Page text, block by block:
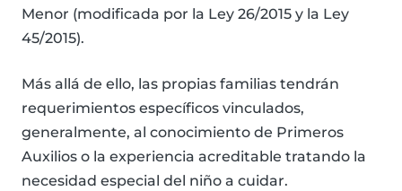
Menor (modificada por la Ley 26/2015 y la Ley
45/2015).
Más allá de ello, las propias familias tendrán
requerimientos específicos vinculados,
generalmente, al conocimiento de Primeros
Auxilios o la experiencia acreditable tratando la
necesidad especial del niño a cuidar.